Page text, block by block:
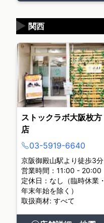
関西
▶
ストックラボ大阪枚方
店
03-5919-6640
京阪御殿山駅より徒歩3分
営業時間：11:00 - 20:00
定休日：なし（臨時休業・
年末年始を除く）
取扱商材: すべて